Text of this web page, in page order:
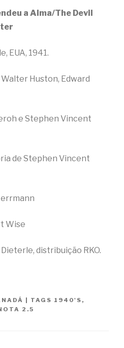
a Alma/The Devil
EUA, 1941.
Walter Huston, Edward
e Stephen Vincent
de Stephen Vincent
Wise
distribuição RKO.
TAGS 1940'S ,
2.5